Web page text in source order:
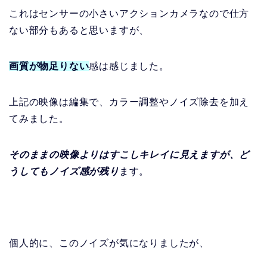
これはセンサーの小さいアクションカメラなので仕方
ない部分もあると思いますが、
画質が物足りない感は感じました。
上記の映像は編集で、カラー調整やノイズ除去を加え
てみました。
そのままの映像よりはすこしキレイに見えますが、ど
うしてもノイズ感が残り ます。
個人的に、このノイズが気になりましたが、